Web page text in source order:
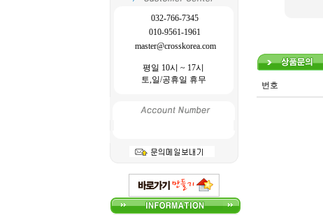
032-766-7345
010-9561-1961
master@crosskorea.com
평일 10시 ~ 17시
토,일/공휴일 휴무
번호